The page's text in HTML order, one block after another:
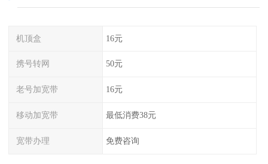
机顶盒 16元
携号转网 50元
老号加宽带 16元
移动加宽带 最低消费38元
宽带办理 免费咨询